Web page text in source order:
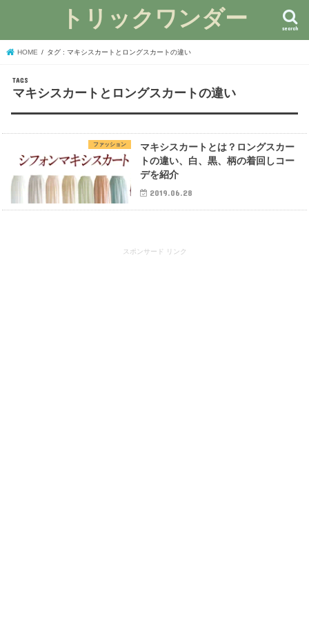
トリックワンダー search
HOME タグ : マキシスカートとロングスカートの違い
マキシスカートとロングスカートの違い
ファッション
マキシスカートとは？ロングスカー
トの違い、白、黒、柄の着回しコー
デを紹介
2019.06.28
スポンサード リンク